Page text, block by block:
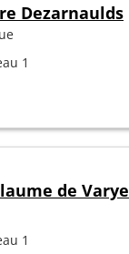
Dezarnaulds
1
de Varye
1